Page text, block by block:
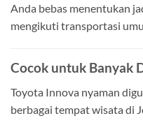
Anda bebas menentukan
mengikuti transportasi
Cocok untuk Banyak
Toyota Innova nyaman
berbagai tempat wisata di